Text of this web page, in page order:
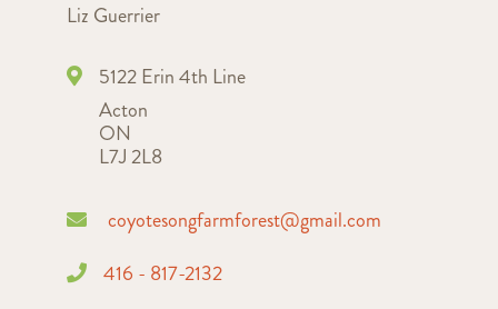
Liz Guerrier
5122 Erin 4th Line
Acton
ON
L7J 2L8
coyotesongfarmforest@gmail.com
416 - 817-2132